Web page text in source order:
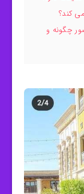
کند؟
چگونه و